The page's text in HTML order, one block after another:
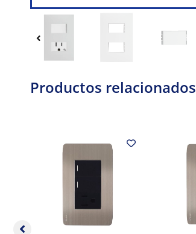
Productos relacionados